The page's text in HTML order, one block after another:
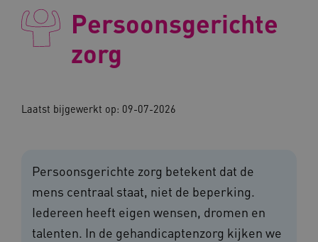
Persoonsgerichte
zorg
Laatst bijgewerkt op: 09-07-2026
Persoonsgerichte zorg betekent dat de
mens centraal staat, niet de beperking.
Iedereen heeft eigen wensen, dromen en
talenten. In de gehandicaptenzorg kijken we